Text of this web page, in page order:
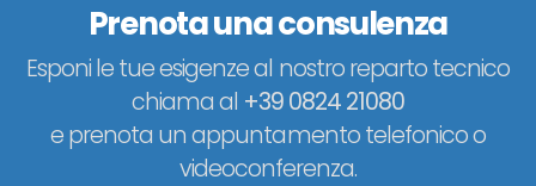
Prenota una consulenza
Esponi le tue esigenze al nostro reparto tecnico
chiama al +39 0824 21080
e prenota un appuntamento telefonico o
videoconferenza.